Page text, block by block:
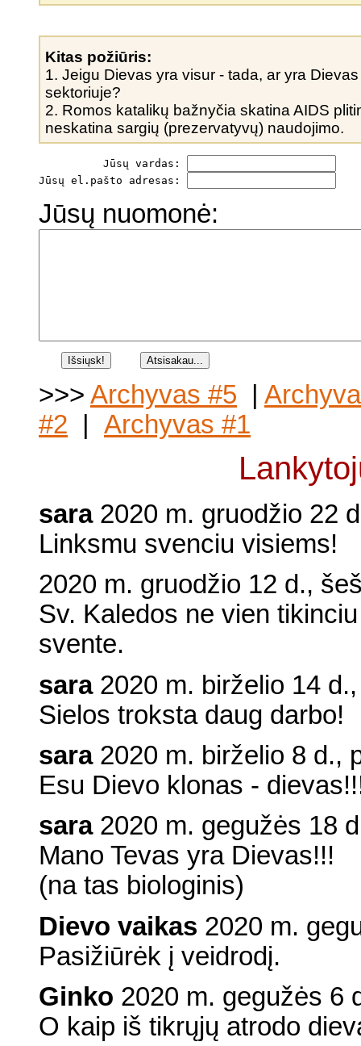
Kitas požiūris:
1. Jeigu Dievas yra visur - tada, ar yra
sektoriuje?
2. Romos katalikų bažnyčia skatina AIDS
neskatina sargių (prezervatyvų) naudojimo.
Jūsų vardas:
Jūsų el.pašto adresas:
Jūsų nuomonė:
>>> Archyvas #5
#2
Archyvas #1
sara2020 m. gruodžio 22
Linksmu svenciu visiems!
2020 m. gruodžio 12 d.,
Sv. Kaledos ne vien
svente.
sara2020 m. birželio 14
Sielos troksta daug darbo!
sara2020 m. birželio 8 d.,
Esu Dievo klonas -
sara2020 m. gegužės 18
Mano Tevas yra Dievas!!!
(na tas biologinis)
Dievo vaikas 2020 m.
Pasižiūrėk į veidrodį.
Ginko 2020 m. gegužės 6
O kaip iš tikrųjų atrodo